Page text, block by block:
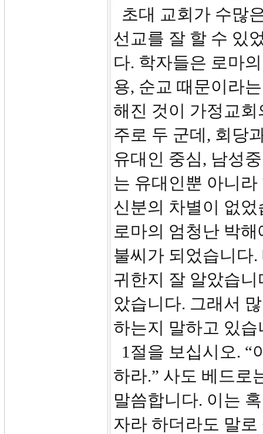
초대 교회가 수많
선교를 잘 할 수 있
다. 학자들은 로마
용, 순교 때문이라
해진 것이 가정교
주로 두 군데, 회당
유대인 중심, 남성
는 유대인뿐 아니
신분의 차별이 없
로마의 엄청난 박
불씨가 되었습니다
귀한지 잘 알았습
았습니다. 그래서
하는지 말하고 있습
1절을 보십시오. “
하라.” 사도 베드로
말씀합니다. 이는
자라 하더라도 말